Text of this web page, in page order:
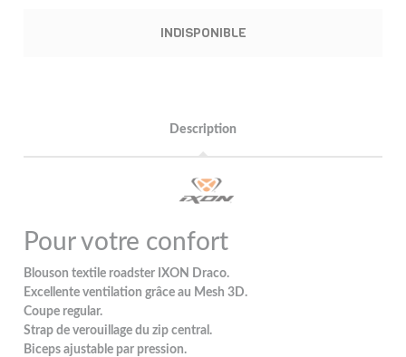
INDISPONIBLE
Description
Pour votre confort
Blouson textile roadster IXON Draco.
Excellente ventilation grâce au Mesh 3D.
Coupe regular.
Strap de verouillage du zip central.
Biceps ajustable par pression.